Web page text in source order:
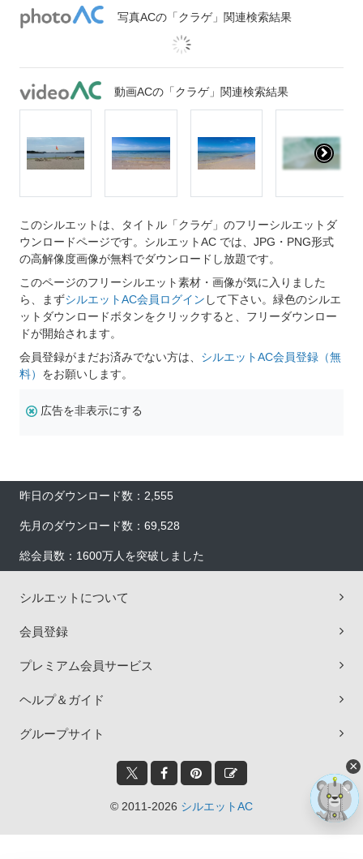
写真ACの「クラゲ」関連検索結果
動画ACの「クラゲ」関連検索結果
このシルエットは、タイトル「クラゲ」のフリーシルエットダ
ウンロードページです。シルエットAC では、JPG・PNG形式
の高解像度画像が無料でダウンロードし放題です。
このページのフリーシルエット素材・画像が気に入りました
ら、まずシルエットAC会員ログイン して下さい。緑色のシルエ
ットダウンロードボタンをクリックすると、フリーダウンロー
ドが開始されます。
会員登録がまだお済みでない方は、 シルエットAC会員登録（無
料） をお願いします。
広告を非表示にする
昨日のダウンロード数：2,555
先月のダウンロード数：69,528
総会員数：1600万人を突破しました
シルエットについて
会員登録
プレミアム会員サービス
ヘルプ＆ガイド
グループサイト
© 2011-2026 シルエットAC
×